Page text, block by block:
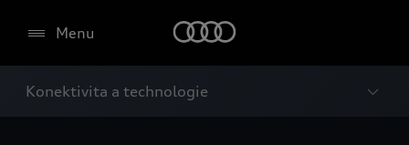
Menu
Konektivita a technologie